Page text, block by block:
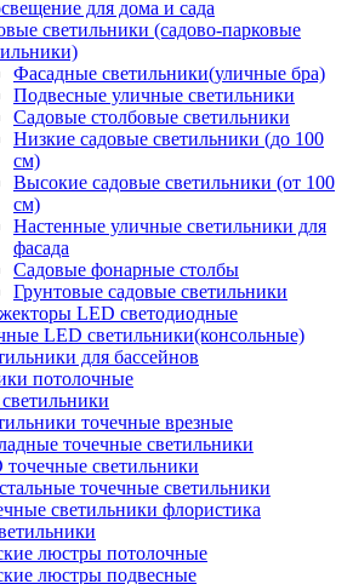
для дома и сада
светильники (садово-парковые
Фасадные светильники(уличные бра)
Подвесные уличные светильники
Садовые столбовые светильники
Низкие садовые светильники (до 100
см)
Высокие садовые светильники (от 100
см)
Настенные уличные светильники для
фасада
Садовые фонарные столбы
Грунтовые садовые светильники
LED светодиодные
LED светильники(консольные)
для бассейнов
потолочные
точечные врезные
точечные светильники
точечные светильники
точечные светильники
светильники флористика
люстры потолочные
люстры подвесные